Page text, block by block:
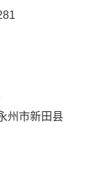
州市新田县